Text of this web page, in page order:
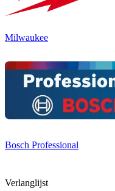
Milwaukee
Bosch Professional
Verlanglijst